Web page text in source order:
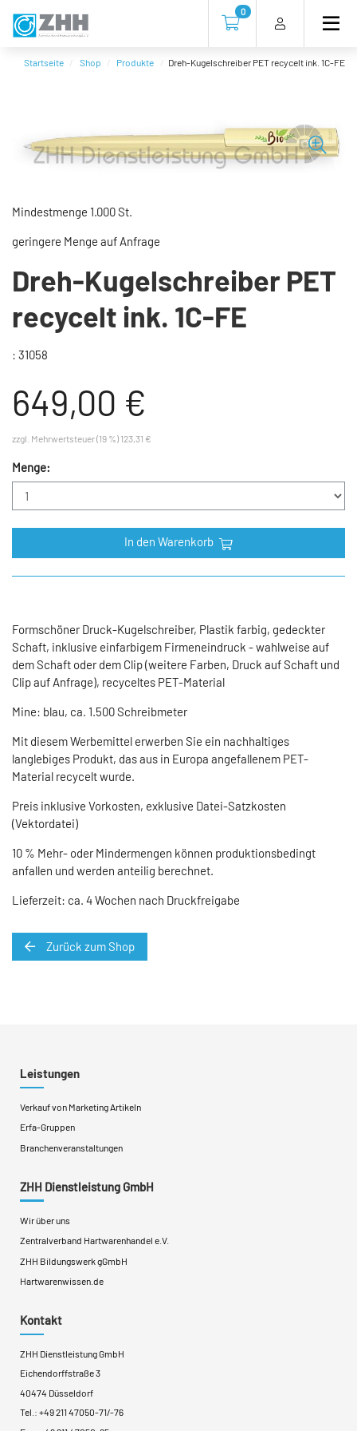
zum
(Eingabetaste)
zum
(Eingabetaste)
zur
(Eingabetaste)
zum
(Eingabetaste)
0
Zur Kasse gehen (0
Startseite Shop Produkte Dreh-Kugelschreiber PET recycelt ink. 1C-FE
Mindestmenge 1.000 St.
geringere Menge auf Anfrage
Dreh-Kugelschreiber PET
recycelt ink. 1C-FE
: 31058
649,00 €
zzgl. Mehrwertsteuer (19 %) 123,31 €
Menge:
In den Warenkorb
Formschöner Druck-Kugelschreiber, Plastik farbig, gedeckter
Schaft, inklusive einfarbigem Firmeneindruck - wahlweise auf
dem Schaft oder dem Clip (weitere Farben, Druck auf Schaft und
Clip auf Anfrage), recyceltes PET-Material
Mine: blau, ca. 1.500 Schreibmeter
Mit diesem Werbemittel erwerben Sie ein nachhaltiges
langlebiges Produkt, das aus in Europa angefallenem PET-
Material recycelt wurde.
Preis inklusive Vorkosten, exklusive Datei-Satzkosten
(Vektordatei)
10 % Mehr- oder Mindermengen können produktionsbedingt
anfallen und werden anteilig berechnet.
Lieferzeit: ca. 4 Wochen nach Druckfreigabe
Zurück zum Shop
Leistungen
Verkauf von Marketing Artikeln
Erfa-Gruppen
Branchenveranstaltungen
ZHH Dienstleistung GmbH
Wir über uns
Zentralverband Hartwarenhandel e.V.
ZHH Bildungswerk gGmbH
Hartwarenwissen.de
Kontakt
ZHH Dienstleistung GmbH
Eichendorffstraße 3
40474 Düsseldorf
Tel.: +49 211 47050-71/-76